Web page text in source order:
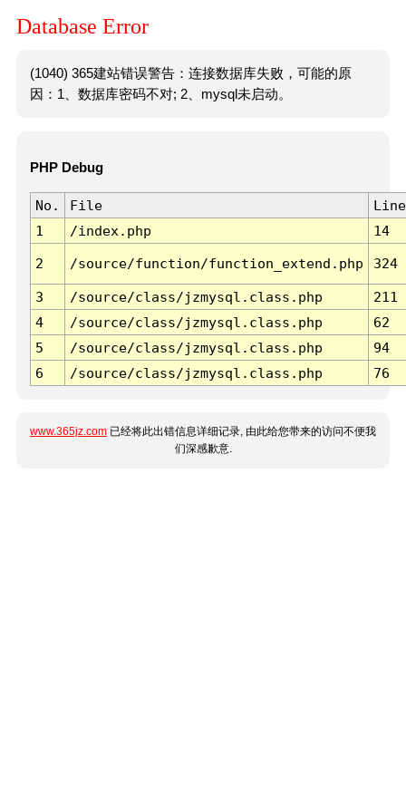
Database Error
(1040) 365建站错误警告：连接数据库失败，可能的原
因：1、数据库密码不对; 2、mysql未启动。
PHP Debug
No. File
Line
1
/index.php 14
2 /source/function/function_extend.php 324
3 /source/class/jzmysql.class.php
211
4
/source/class/jzmysql.class.php
62
5
/source/class/jzmysql.class.php
94
6
/source/class/jzmysql.class.php 76
www.365jz.com 已经将此出错信息详细记录, 由此给您带来的访问不便我
们深感歉意.